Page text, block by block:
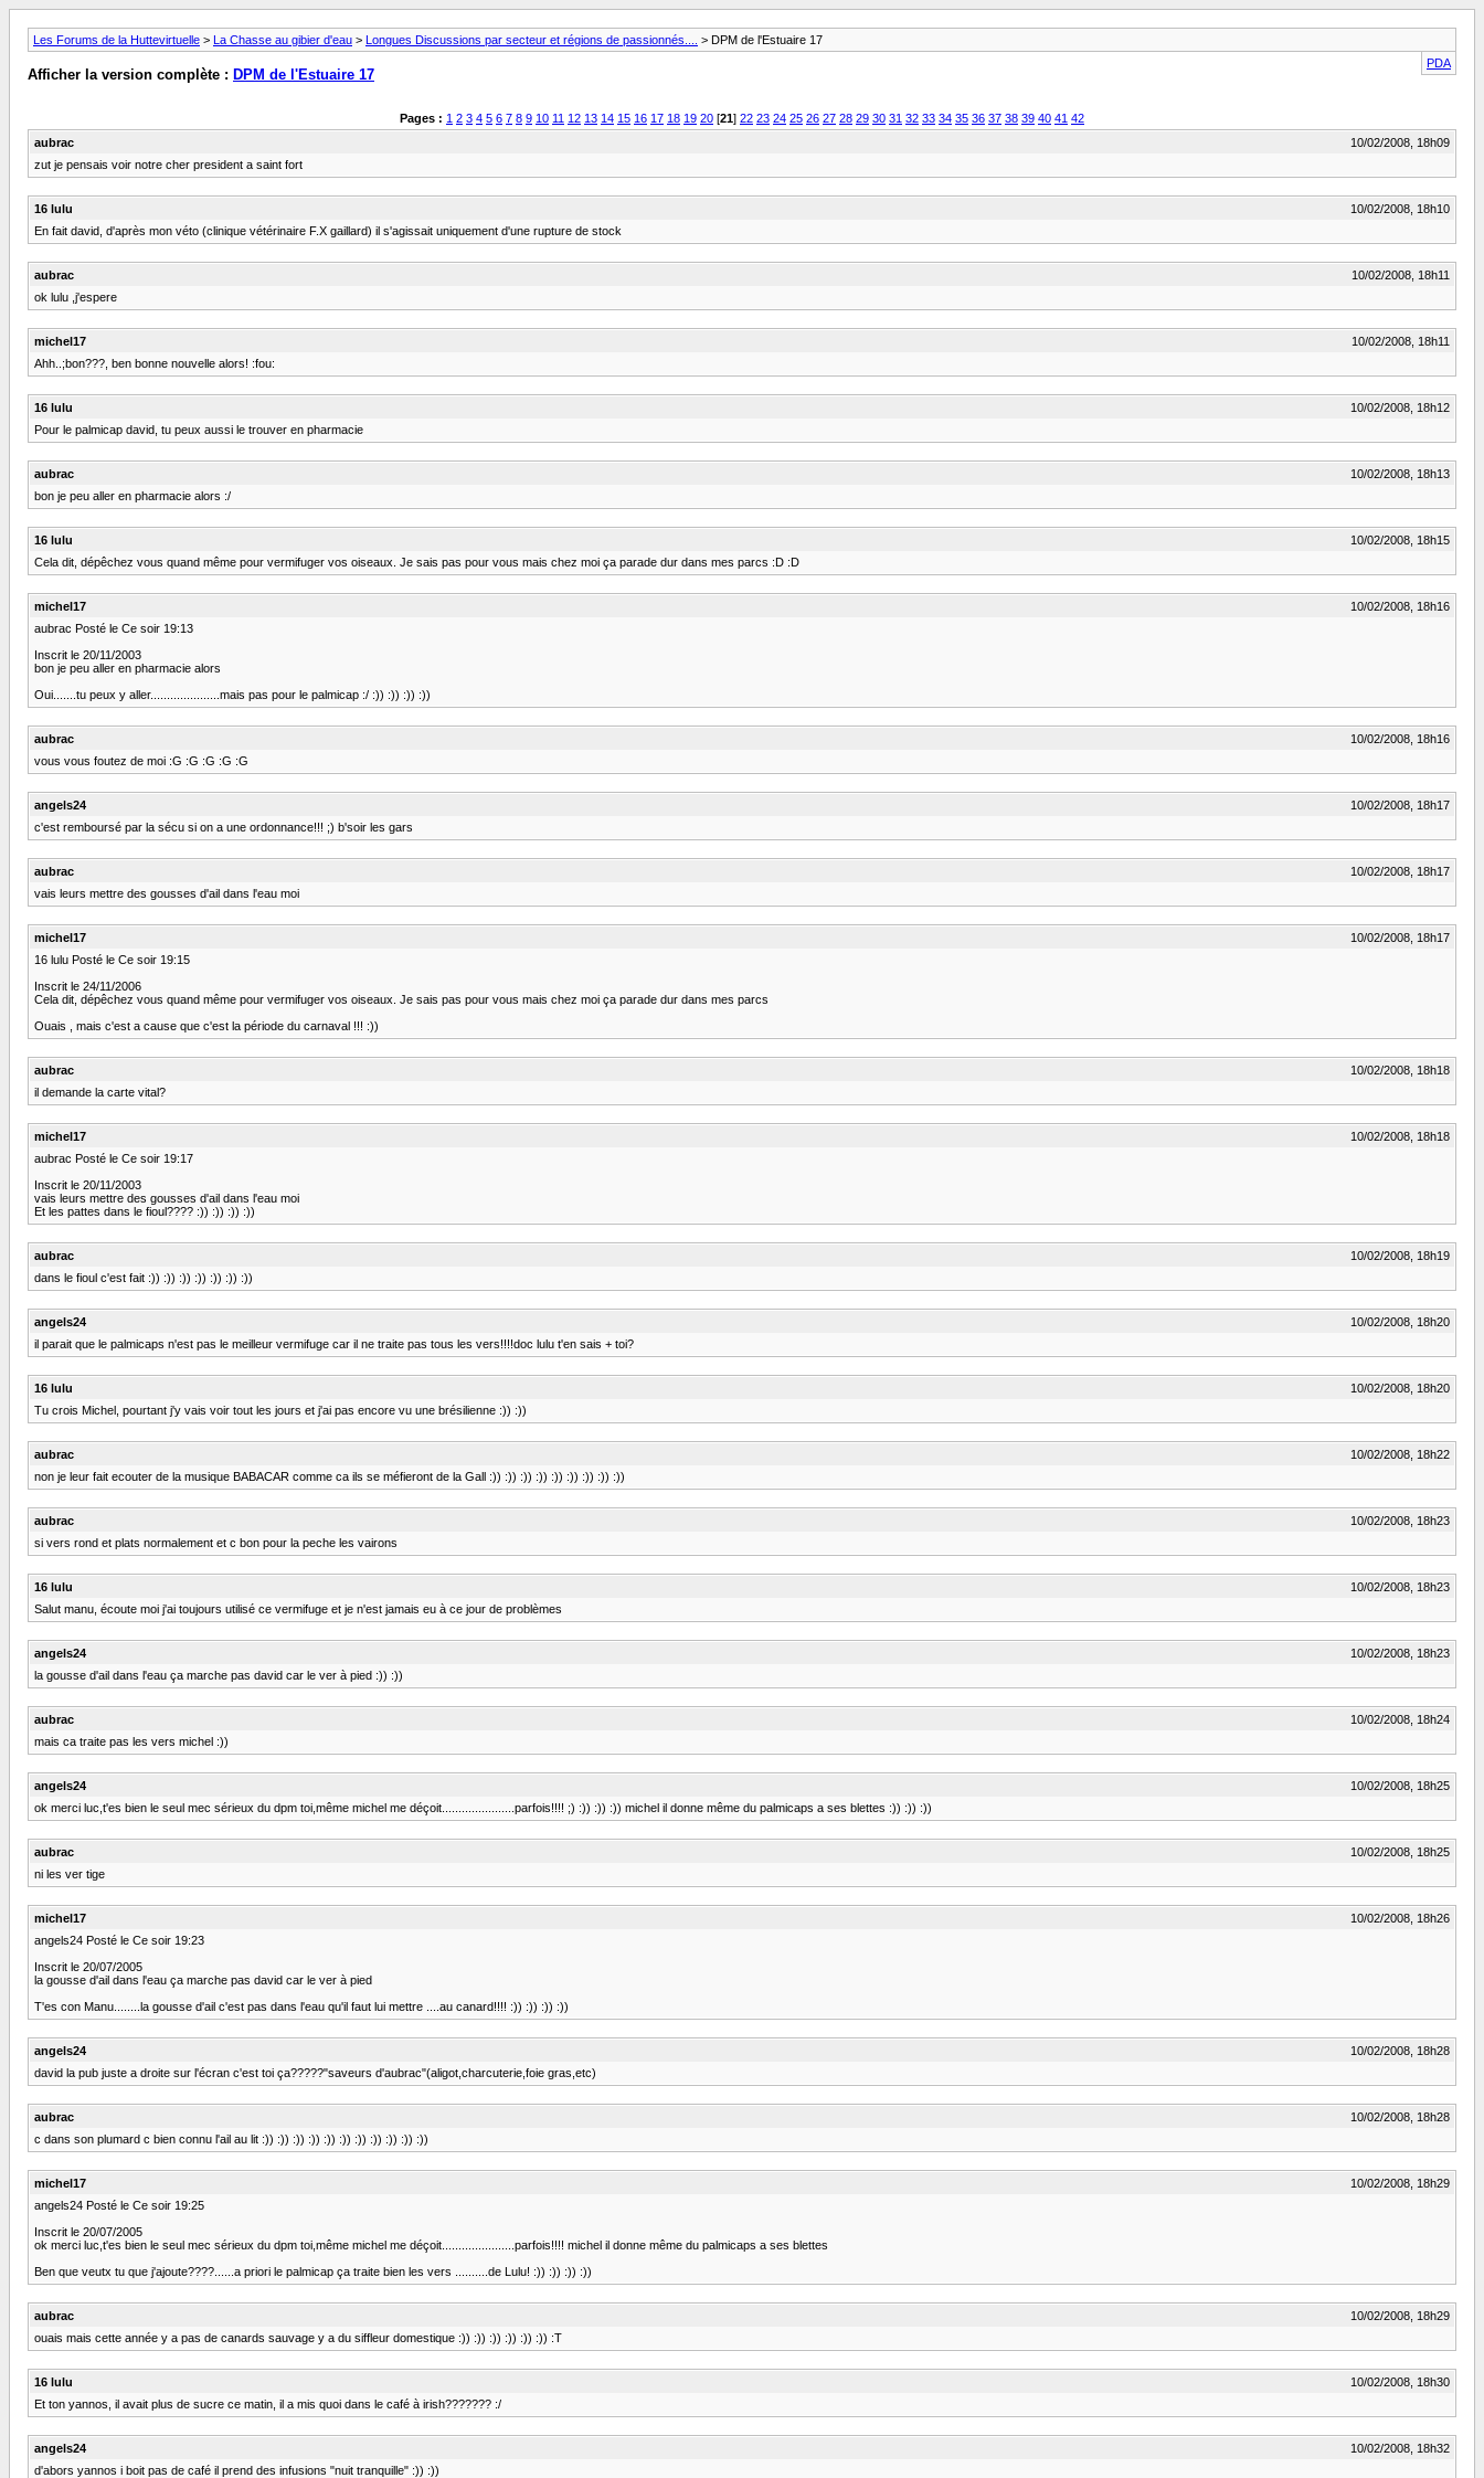
Les Forums de la Huttevirtuelle > La Chasse au gibier d'eau > Longues Discussions par secteur et régions de passionnés....
> DPM de l'Estuaire 17
PDA
Afficher la version complète : DPM de l'Estuaire 17
Pages : 1 2 3 4 5 6 7 8 9 10 11 12 13 14 15 16 17 18 19 20 [21] 22 23 24 25 26 27 28 29 30 31 32 33 34 35 36 37 38 39 40 41 42
aubrac
10/02/2008, 18h09
zut je pensais voir notre cher president a saint fort
16 lulu
10/02/2008, 18h10
En fait david, d'après mon véto (clinique vétérinaire F.X gaillard) il s'agissait uniquement d'une rupture de stock
aubrac
10/02/2008, 18h11
ok lulu ,j'espere
michel17
10/02/2008, 18h11
Ahh..;bon???, ben bonne nouvelle alors! :fou:
16 lulu
10/02/2008, 18h12
Pour le palmicap david, tu peux aussi le trouver en pharmacie
aubrac
10/02/2008, 18h13
bon je peu aller en pharmacie alors :/
16 lulu
10/02/2008, 18h15
Cela dit, dépêchez vous quand même pour vermifuger vos oiseaux. Je sais pas pour vous mais chez moi ça parade dur dans mes parcs :D :D
michel17
10/02/2008, 18h16
aubrac Posté le Ce soir 19:13
Inscrit le 20/11/2003
bon je peu aller en pharmacie alors
Oui.......tu peux y aller.....................mais pas pour le palmicap :/ :)) :)) :)) :))
aubrac
10/02/2008, 18h16
vous vous foutez de moi :G :G :G :G :G
angels24
10/02/2008, 18h17
c'est remboursé par la sécu si on a une ordonnance!!! ;) b'soir les gars
aubrac
10/02/2008, 18h17
vais leurs mettre des gousses d'ail dans l'eau moi
michel17
10/02/2008, 18h17
16 lulu Posté le Ce soir 19:15
Inscrit le 24/11/2006
Cela dit, dépêchez vous quand même pour vermifuger vos oiseaux. Je sais pas pour vous mais chez moi ça parade dur dans mes parcs
Ouais , mais c'est a cause que c'est la période du carnaval !!! :))
aubrac
10/02/2008, 18h18
il demande la carte vital?
michel17
10/02/2008, 18h18
aubrac Posté le Ce soir 19:17
Inscrit le 20/11/2003
vais leurs mettre des gousses d'ail dans l'eau moi
Et les pattes dans le fioul???? :)) :)) :)) :))
aubrac
10/02/2008, 18h19
dans le fioul c'est fait :)) :)) :)) :)) :)) :)) :))
angels24
10/02/2008, 18h20
il parait que le palmicaps n'est pas le meilleur vermifuge car il ne traite pas tous les vers!!!!doc lulu t'en sais + toi?
16 lulu
10/02/2008, 18h20
Tu crois Michel, pourtant j'y vais voir tout les jours et j'ai pas encore vu une brésilienne :)) :))
aubrac
10/02/2008, 18h22
non je leur fait ecouter de la musique BABACAR comme ca ils se méfieront de la Gall :)) :)) :)) :)) :)) :)) :)) :)) :))
aubrac
10/02/2008, 18h23
si vers rond et plats normalement et c bon pour la peche les vairons
16 lulu
10/02/2008, 18h23
Salut manu, écoute moi j'ai toujours utilisé ce vermifuge et je n'est jamais eu à ce jour de problèmes
angels24
10/02/2008, 18h23
la gousse d'ail dans l'eau ça marche pas david car le ver à pied :)) :))
aubrac
10/02/2008, 18h24
mais ca traite pas les vers michel :))
angels24
10/02/2008, 18h25
ok merci luc,t'es bien le seul mec sérieux du dpm toi,même michel me déçoit......................parfois!!!! ;) :)) :)) :)) michel il donne même du palmicaps a ses blettes :)) :)) :))
aubrac
10/02/2008, 18h25
ni les ver tige
michel17
10/02/2008, 18h26
angels24 Posté le Ce soir 19:23
Inscrit le 20/07/2005
la gousse d'ail dans l'eau ça marche pas david car le ver à pied
T'es con Manu........la gousse d'ail c'est pas dans l'eau qu'il faut lui mettre ....au canard!!!! :)) :)) :)) :))
angels24
10/02/2008, 18h28
david la pub juste a droite sur l'écran c'est toi ça?????"saveurs d'aubrac"(aligot,charcuterie,foie gras,etc)
aubrac
10/02/2008, 18h28
c dans son plumard c bien connu l'ail au lit :)) :)) :)) :)) :)) :)) :)) :)) :)) :)) :))
michel17
10/02/2008, 18h29
angels24 Posté le Ce soir 19:25
Inscrit le 20/07/2005
ok merci luc,t'es bien le seul mec sérieux du dpm toi,même michel me déçoit......................parfois!!!! michel il donne même du palmicaps a ses blettes
Ben que veutx tu que j'ajoute????......a priori le palmicap ça traite bien les vers ..........de Lulu! :)) :)) :)) :))
aubrac
10/02/2008, 18h29
ouais mais cette année y a pas de canards sauvage y a du siffleur domestique :)) :)) :)) :)) :)) :)) :T
16 lulu
10/02/2008, 18h30
Et ton yannos, il avait plus de sucre ce matin, il a mis quoi dans le café à irish??????? :/
angels24
10/02/2008, 18h32
d'abors yannos i boit pas de café il prend des infusions "nuit tranquille" :)) :))